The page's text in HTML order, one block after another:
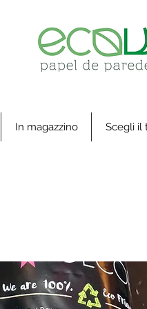
In magazzino Scegli il